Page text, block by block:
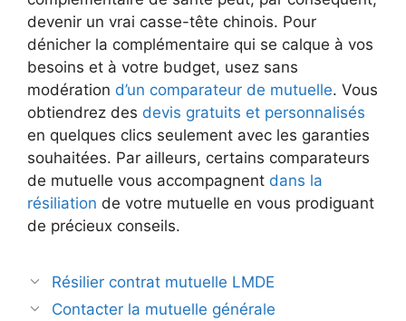
devenir un vrai casse-tête chinois. Pour
dénicher la complémentaire qui se calque à vos
besoins et à votre budget, usez sans
modération d’un comparateur de mutuelle. Vous
obtiendrez des devis gratuits et personnalisés
en quelques clics seulement avec les garanties
souhaitées. Par ailleurs, certains comparateurs
de mutuelle vous accompagnent dans la
résiliation de votre mutuelle en vous prodiguant
de précieux conseils.
Navigation
Résilier contrat mutuelle LMDE
Contacter la mutuelle générale